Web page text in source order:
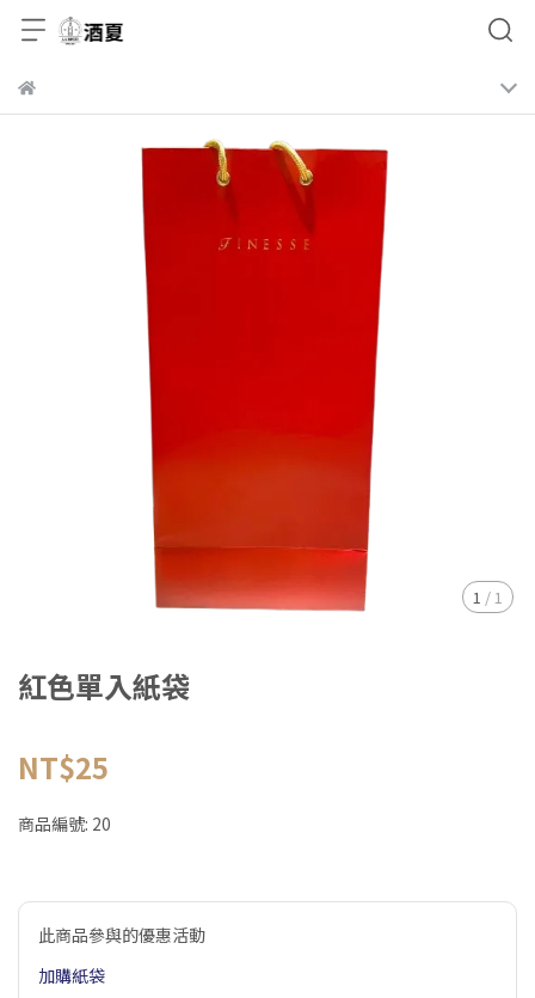
1 / 1
紅色單入紙袋
NT$25
商品編號: 20
此商品參與的優惠活動
加購紙袋